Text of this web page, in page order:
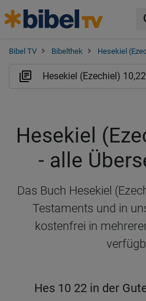
Bibel TV Bibelthek Hesekiel
Hesekiel
- alle
Das Buch Hesekiel
Testaments und in
kostenfrei in
Hes 10 22 in der